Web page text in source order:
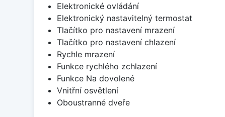
Elektronické ovládání
Elektronický nastavitelný termostat
Tlačítko pro nastavení mrazení
Tlačítko pro nastavení chlazení
Rychle mrazení
Funkce rychlého zchlazení
Funkce Na dovolené
Vnitřní osvětlení
Oboustranné dveře